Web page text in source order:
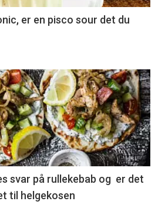
er en pisco sour det du
svar på rullekebab og er det
til helgekosen